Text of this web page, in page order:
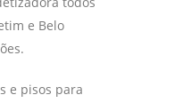
e Belo
e pisos para